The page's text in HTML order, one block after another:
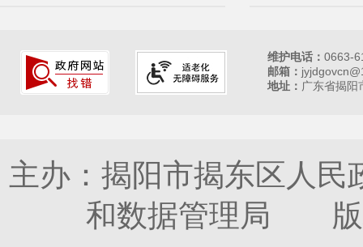
维护电话： 0663-
邮箱：
地址： 广东省揭阳
主办：揭阳市揭东区人
和数据管理局 版